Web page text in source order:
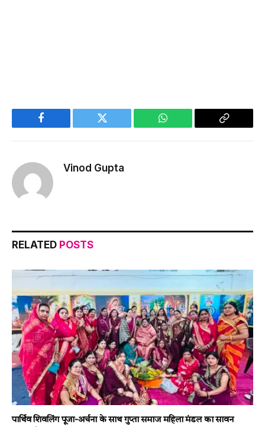
Facebook Twitter WhatsApp
Copy
Vinod Gupta
RELATED POSTS
पार्थिव शिवलिंग पूजा-अर्चना के साथ गुप्ता समाज महिला मंडल का सावन